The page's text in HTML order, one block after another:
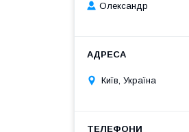
Олександр
Київ, Україна